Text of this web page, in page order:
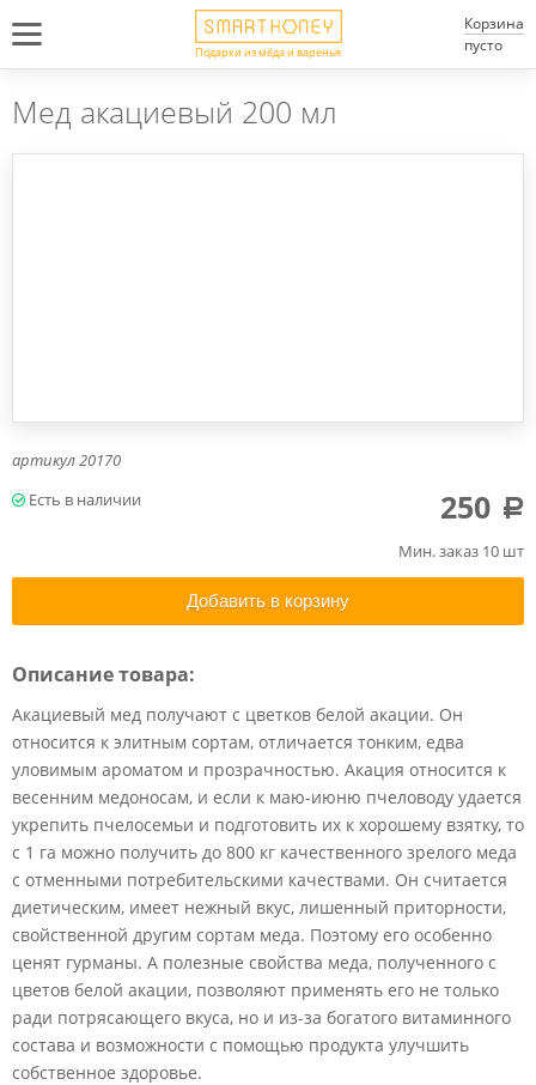
Подарки из мёда и варенья
Корзина
пусто
Мед акациевый 200 мл
артикул20170
Мин. заказ 10 шт
250 a
Добавить в корзину
Описание товара:
Акациевый мед получают с цветков белой акации. Он
относится к элитным сортам, отличается тонким, едва
уловимым ароматом и прозрачностью. Акация относится к
весенним медоносам, и если к маю-июню пчеловоду удается
укрепить пчелосемьи и подготовить их к хорошему взятку, то
с 1 га можно получить до 800 кг качественного зрелого меда
с отменными потребительскими качествами. Он считается
диетическим, имеет нежный вкус, лишенный приторности,
свойственной другим сортам меда. Поэтому его особенно
ценят гурманы. А полезные свойства меда, полученного с
цветов белой акации, позволяют применять его не только
ради потрясающего вкуса, но и из-за богатого витаминного
состава и возможности с помощью продукта улучшить
собственное здоровье.